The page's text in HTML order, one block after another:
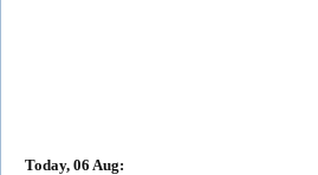
Today, 06 Aug: